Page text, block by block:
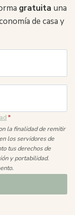
gratuita una
de casa y
*
la finalidad de remitir
los servidores de
tus derechos de
y portabilidad.